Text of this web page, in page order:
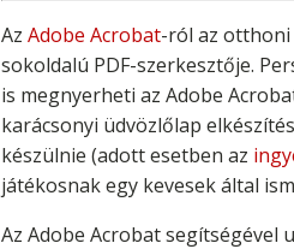
Az Adobe Acrobat-ról az otthoni
sokoldalú PDF-szerkesztője.
is megnyerheti az Adobe
karácsonyi üdvözlőlap
készülnie (adott esetben az
játékosnak egy kevesek által
Az Adobe Acrobat segítségével